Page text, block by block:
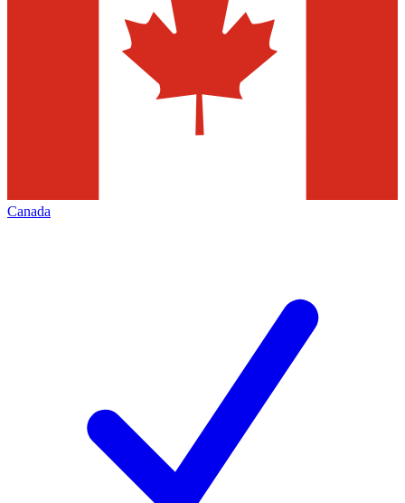
Canada